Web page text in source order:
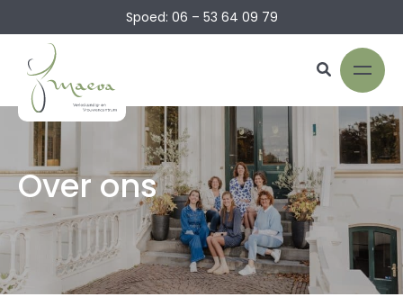
Spoed: 06 – 53 64 09 79
Over ons